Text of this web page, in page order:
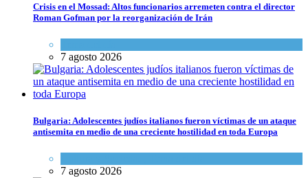
Crisis en el Mossad: Altos funcionarios arremeten contra el director
Roman Gofman por la reorganización de Irán
7 agosto 2026
Bulgaria: Adolescentes judíos italianos fueron víctimas de un ataque
antisemita en medio de una creciente hostilidad en toda Europa
7 agosto 2026